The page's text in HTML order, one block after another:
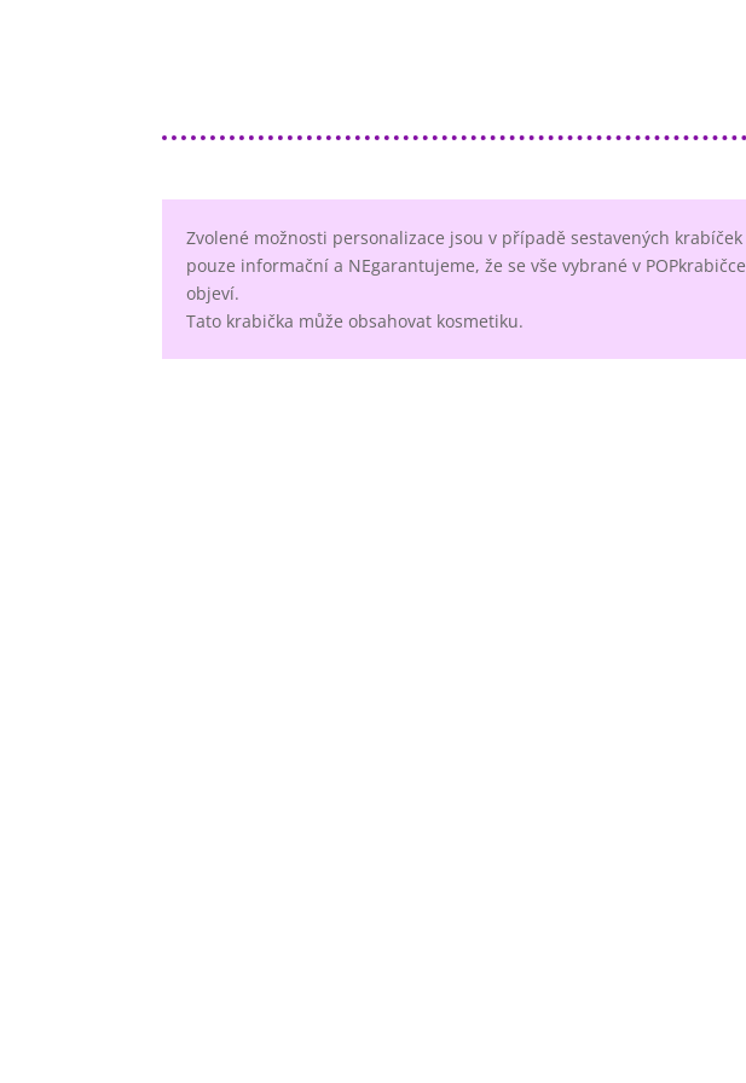
Zvolené možnosti personalizace jsou v případě sestavených krabíček
pouze informační a NEgarantujeme, že se vše vybrané v POPkrabičce
objeví.
Tato krabička může obsahovat kosmetiku.